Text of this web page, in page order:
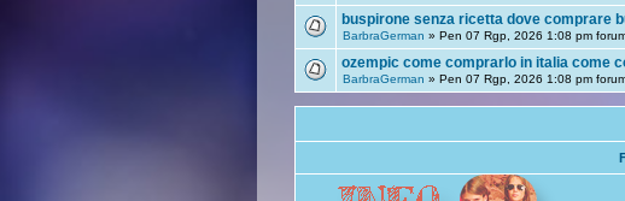
buspirone senza ricetta dove comprare
BarbraGerman » Pen 07 Rgp, 2026 1:08 pm
ozempic come comprarlo in italia come
BarbraGerman » Pen 07 Rgp, 2026 1:08 pm